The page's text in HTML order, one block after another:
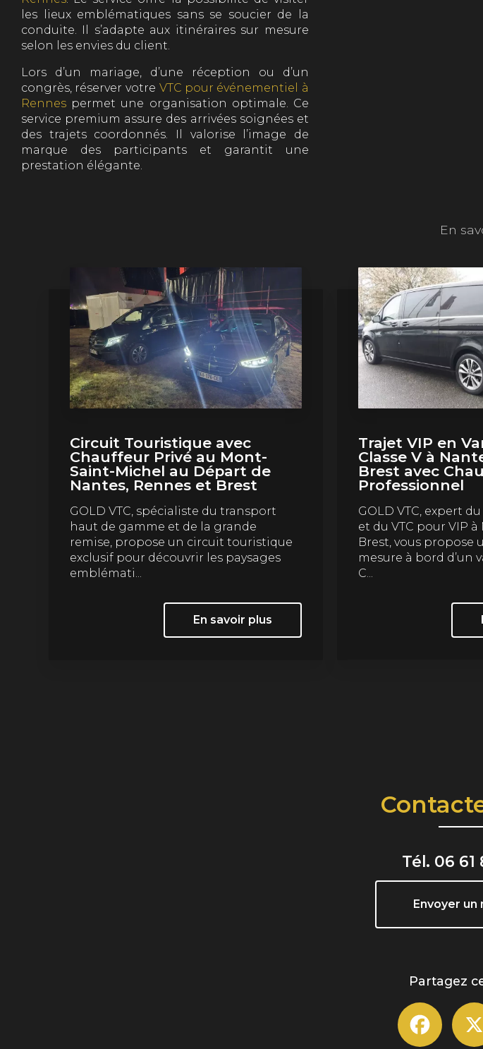
les lieux emblématiques sans se soucier de la
conduite. Il s’adapte aux itinéraires sur mesure
selon les envies du client.
Lors d’un mariage, d’une réception ou d’un
congrès, réserver votre VTC pour événementiel à
Rennes permet une organisation optimale. Ce
service premium assure des arrivées soignées et
des trajets coordonnés. Il valorise l’image de
marque des participants et garantit une
prestation élégante.
En
Circuit Touristique avec
Chauffeur Privé au Mont-
Saint-Michel au Départ de
Nantes, Rennes et Brest
GOLD VTC, spécialiste du transport
haut de gamme et de la grande
remise, propose un circuit touristique
exclusif pour découvrir les paysages
emblémati...
En savoir plus
Trajet VIP en
Classe V à
Brest avec
Professionnel
GOLD VTC, expert
et du VTC pour VIP
Brest, vous propose
mesure à bord d’un
C...
Tél. 06 61
Envoyer un
Partagez